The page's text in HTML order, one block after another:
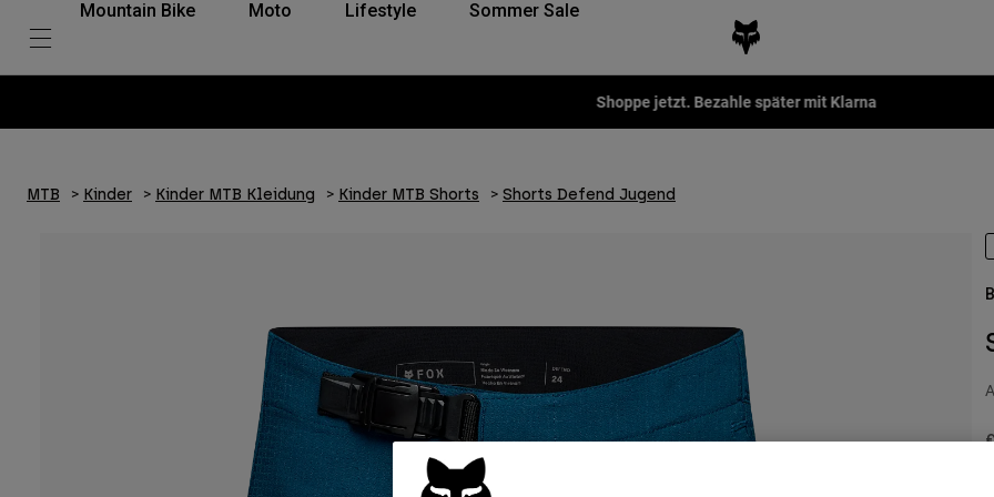
Mountain Bike Moto Lifestyle Sommer Sale
Shoppe jetzt. Bezahle später mit Klarna
MTB Kinder Kinder MTB Kleidung Kinder MTB Shorts Shorts Defend Jugend